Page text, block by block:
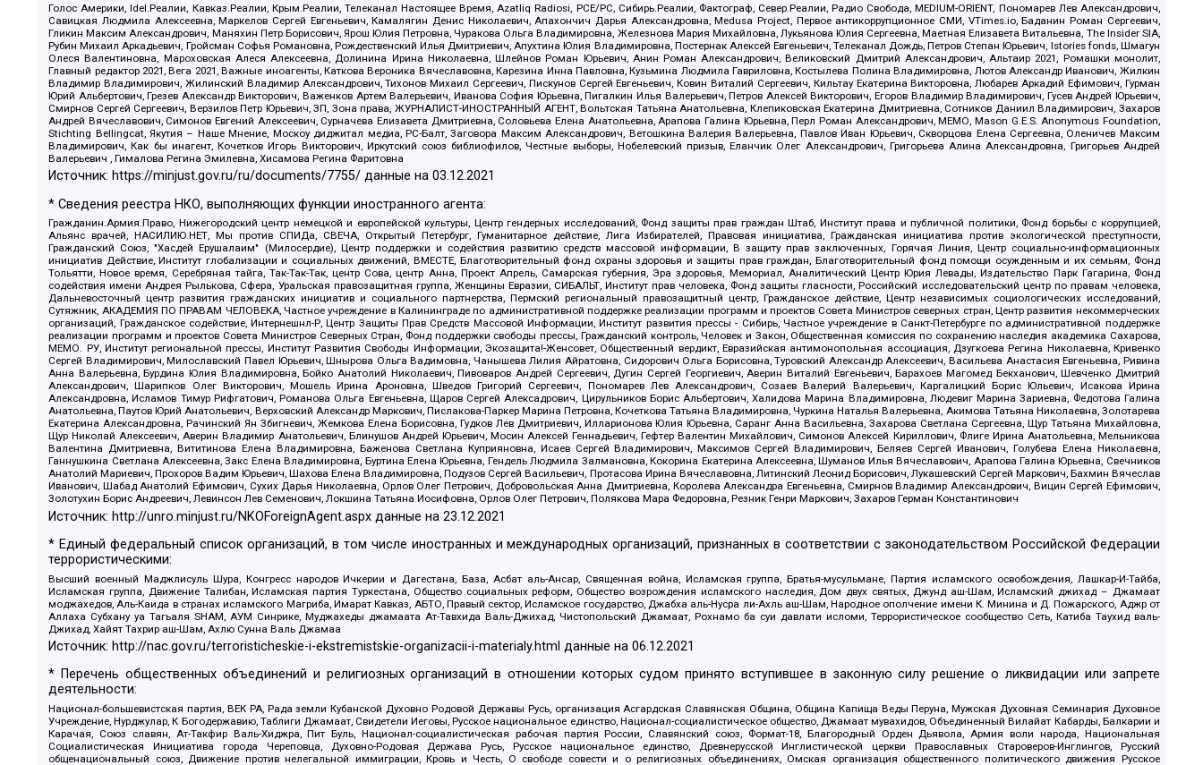
Голос Америки, Idel.Реалии, Кавказ.Реалии, Крым.Реалии, Телеканал Настоящее Время, Azatliq Radiosi, PCE/PC, Сибирь.Реалии, Фактограф, Север.Реалии, Радио Свобода, MEDIUM-ORIENT, Пономарев Лев Александрович,
Савицкая Людмила Алексеевна, Маркелов Сергей Евгеньевич, Камалягин Денис Николаевич, Апахончич Дарья Александровна, Medusa Project, Первое антикоррупционное СМИ, VTimes.io, Баданин Роман Сергеевич,
Гликин Максим Александрович, Маняхин Петр Борисович, Ярош Юлия Петровна, Чуракова Ольга Владимировна, Железнова Мария Михайловна, Лукьянова Юлия Сергеевна, Маетная Елизавета Витальевна, The Insider SIA,
Рубин Михаил Аркадьевич, Гройсман Софья Романовна, Рождественский Илья Дмитриевич, Апухтина Юлия Владимировна, Постернак Алексей Евгеньевич, Телеканал Дождь, Петров Степан Юрьевич, Istories fonds, Шмагун
Олеся Валентиновна, Мароховская Алеся Алексеевна, Долинина Ирина Николаевна, Шлейнов Роман Юрьевич, Анин Роман Александрович, Великовский Дмитрий Александрович, Альтаир 2021, Ромашки монолит,
Главный редактор 2021, Вега 2021, Важные иноагенты, Каткова Вероника Вячеславовна, Карезина Инна Павловна, Кузьмина Людмила Гавриловна, Костылева Полина Владимировна, Лютов Александр Иванович, Жилкин
Владимир Владимирович, Жилинский Владимир Александрович, Тихонов Михаил Сергеевич, Пискунов Сергей Евгеньевич, Ковин Виталий Сергеевич, Кильтау Екатерина Викторовна, Любарев Аркадий Ефимович, Гурман
Юрий Альбертович, Грезев Александр Викторович, Важенков Артем Валерьевич, Иванова София Юрьевна, Пигалкин Илья Валерьевич, Петров Алексей Викторович, Егоров Владимир Владимирович, Гусев Андрей Юрьевич,
Смирнов Сергей Сергеевич, Верзилов Петр Юрьевич, ЗП, Зона права, ЖУРНАЛИСТ-ИНОСТРАННЫЙ АГЕНТ, Вольтская Татьяна Анатольевна, Клепиковская Екатерина Дмитриевна, Сотников Даниил Владимирович, Захаров
Андрей Вячеславович, Симонов Евгений Алексеевич, Сурначева Елизавета Дмитриевна, Соловьева Елена Анатольевна, Арапова Галина Юрьевна, Перл Роман Александрович, МЕМО, Mason G.E.S. Anonymous Foundation,
Stichting Bellingcat, Якутия – Наше Мнение, Москоу диджитал медиа, РС-Балт, Заговора Максим Александрович, Ветошкина Валерия Валерьевна, Павлов Иван Юрьевич, Скворцова Елена Сергеевна, Оленичев Максим
Владимирович, Как бы инагент, Кочетков Игорь Викторович, Иркутский союз библиофилов, Честные выборы, Нобелевский призыв, Еланчик Олег Александрович, Григорьева Алина Александровна, Григорьев Андрей
Валерьевич , Гималова Регина Эмилевна, Хисамова Регина Фаритовна
Источник: https://minjust.gov.ru/ru/documents/7755/ данные на03.12.2021
* Сведения реестра НКО, выполняющих функции иностранного агента:
Гражданин.Армия.Право, Нижегородский центр немецкой и европейской культуры, Центр гендерных исследований, Фонд защиты прав граждан Штаб, Институт права и публичной политики, Фонд борьбы с коррупцией,
Альянс врачей, НАСИЛИЮ.НЕТ, Мы против СПИДа, СВЕЧА, Открытый Петербург, Гуманитарное действие, Лига Избирателей, Правовая инициатива, Гражданская инициатива против экологической преступности,
Гражданский Союз, "Хасдей Ерушалаим" (Милосердие), Центр поддержки и содействия развитию средств массовой информации, В защиту прав заключенных, Горячая Линия, Центр социально-информационных
инициатив Действие, Институт глобализации и социальных движений, ВМЕСТЕ, Благотворительный фонд охраны здоровья и защиты прав граждан, Благотворительный фонд помощи осужденным и их семьям, Фонд
Тольятти, Новое время, Серебряная тайга, Так-Так-Так, центр Сова, центр Анна, Проект Апрель, Самарская губерния, Эра здоровья, Мемориал, Аналитический Центр Юрия Левады, Издательство Парк Гагарина, Фонд
содействия имени Андрея Рылькова, Сфера, Уральская правозащитная группа, Женщины Евразии, СИБАЛЬТ, Институт прав человека, Фонд защиты гласности, Российский исследовательский центр по правам человека,
Дальневосточный центр развития гражданских инициатив и социального партнерства, Пермский региональный правозащитный центр, Гражданское действие, Центр независимых социологических исследований,
Сутяжник, АКАДЕМИЯ ПО ПРАВАМ ЧЕЛОВЕКА, Частное учреждение в Калининграде по административной поддержке реализации программ и проектов Совета Министров северных стран, Центр развития некоммерческих
организаций, Гражданское содействие, Интернешнл-Р, Центр Защиты Прав Средств Массовой Информации, Институт развития прессы - Сибирь, Частное учреждение в Санкт-Петербурге по административной поддержке
реализации программ и проектов Совета Министров Северных Стран, Фонд поддержки свободы прессы, Гражданский контроль, Человек и Закон, Общественная комиссия по сохранению наследия академика Сахарова,
МЕМО. РУ, Институт региональной прессы, Институт Развития Свободы Информации, Экозащита!-Женсовет, Общественный вердикт, Евразийская антимонопольная ассоциация, Дзугкоева Регина Николаевна, Кривенко
Сергей Владимирович, Милославский Павел Юрьевич, Шнырова Ольга Вадимовна, Чанышева Лилия Айратовна, Сидорович Ольга Борисовна, Туровский Александр Алексеевич, Васильева Анастасия Евгеньевна, Ривина
Анна Валерьевна, Бурдина Юлия Владимировна, Бойко Анатолий Николаевич, Пивоваров Андрей Сергеевич, Дугин Сергей Георгиевич, Аверин Виталий Евгеньевич, Барахоев Магомед Бекханович, Шевченко Дмитрий
Александрович, Шарипков Олег Викторович, Мошель Ирина Ароновна, Шведов Григорий Сергеевич, Пономарев Лев Александрович, Созаев Валерий Валерьевич, Каргалицкий Борис Юльевич, Исакова Ирина
Александровна, Исламов Тимур Рифгатович, Романова Ольга Евгеньевна, Щаров Сергей Алексадрович, Цирульников Борис Альбертович, Халидова Марина Владимировна, Людевиг Марина Зариевна, Федотова Галина
Анатольевна, Паутов Юрий Анатольевич, Верховский Александр Маркович, Пислакова-Паркер Марина Петровна, Кочеткова Татьяна Владимировна, Чуркина Наталья Валерьевна, Акимова Татьяна Николаевна, Золотарева
Екатерина Александровна, Рачинский Ян Збигневич, Жемкова Елена Борисовна, Гудков Лев Дмитриевич, Илларионова Юлия Юрьевна, Саранг Анна Васильевна, Захарова Светлана Сергеевна, Щур Татьяна Михайловна,
Щур Николай Алексеевич, Аверин Владимир Анатольевич, Блинушов Андрей Юрьевич, Мосин Алексей Геннадьевич, Гефтер Валентин Михайлович, Симонов Алексей Кириллович, Флиге Ирина Анатольевна, Мельникова
Валентина Дмитриевна, Вититинова Елена Владимировна, Баженова Светлана Куприяновна, Исаев Сергей Владимирович, Максимов Сергей Владимирович, Беляев Сергей Иванович, Голубева Елена Николаевна,
Ганнушкина Светлана Алексеевна, Закс Елена Владимировна, Буртина Елена Юрьевна, Гендель Людмила Залмановна, Кокорина Екатерина Алексеевна, Шуманов Илья Вячеславович, Арапова Галина Юрьевна, Свечников
Анатолий Мариевич, Прохоров Вадим Юрьевич, Шахова Елена Владимировна, Подузов Сергей Васильевич, Протасова Ирина Вячеславовна, Литинский Леонид Борисович, Лукашевский Сергей Маркович, Бахмин Вячеслав
Иванович, Шабад Анатолий Ефимович, Сухих Дарья Николаевна, Орлов Олег Петрович, Добровольская Анна Дмитриевна, Королева Александра Евгеньевна, Смирнов Владимир Александрович, Вицин Сергей Ефимович,
Золотухин Борис Андреевич, Левинсон Лев Семенович, Локшина Татьяна Иосифовна, Орлов Олег Петрович, Полякова Мара Федоровна, Резник Генри Маркович, Захаров Герман Константинович
Источник: http://unro.minjust.ru/NKOForeignAgent.aspx данные на23.12.2021
* Единый федеральный список организаций, в том числе иностранных и международных организаций, признанных в соответствии с законодательством Российской Федерации
террористическими:
Высший военный Маджлисуль Шура, Конгресс народов Ичкерии и Дагестана, База, Асбат аль-Ансар, Священная война, Исламская группа, Братья-мусульмане, Партия исламского освобождения, Лашкар-И-Тайба,
Исламская группа, Движение Талибан, Исламская партия Туркестана, Общество социальных реформ, Общество возрождения исламского наследия, Дом двух святых, Джунд аш-Шам, Исламский джихад – Джамаат
моджахедов, Аль-Каида в странах исламского Магриба, Имарат Кавказ, АБТО, Правый сектор, Исламское государство, Джабха аль-Нусра ли-Ахль аш-Шам, Народное ополчение имени К. Минина и Д. Пожарского, Аджр от
Аллаха Субхану уа Тагьаля SHAM, АУМ Синрике, Муджахеды джамаата Ат-Тавхида Валь-Джихад, Чистопольский Джамаат, Рохнамо ба суи давлати исломи, Террористическое сообщество Сеть, Катиба Таухид валь-
Джихад, Хайят Тахрир аш-Шам, Ахлю Сунна Валь Джамаа
Источник: http://nac.gov.ru/terroristicheskie-i-ekstremistskie-organizacii-i-materialy.html данные на06.12.2021
* Перечень общественных объединений и религиозных организаций в отношении которых судом принято вступившее в законную силу решение о ликвидации или запрете
деятельности:
Национал-большевистская партия, ВЕК РА, Рада земли Кубанской Духовно Родовой Державы Русь, организация Асгардская Славянская Община, Община Капища Веды Перуна, Мужская Духовная Семинария Духовное
Учреждение, Нурджулар, К Богодержавию, Таблиги Джамаат, Свидетели Иеговы, Русское национальное единство, Национал-социалистическое общество, Джамаат мувахидов, Объединенный Вилайат Кабарды, Балкарии и
Карачая, Союз славян, Ат-Такфир Валь-Хиджра, Пит Буль, Национал-социалистическая рабочая партия России, Славянский союз, Формат-18, Благородный Орден Дьявола, Армия воли народа, Национальная
Социалистическая Инициатива города Череповца, Духовно-Родовая Держава Русь, Русское национальное единство, Древнерусской Инглистической церкви Православных Староверов-Инглингов, Русский
общенациональный союз, Движение против нелегальной иммиграции, Кровь и Честь, О свободе совести и о религиозных объединениях, Омская организация общественного политического движения Русское